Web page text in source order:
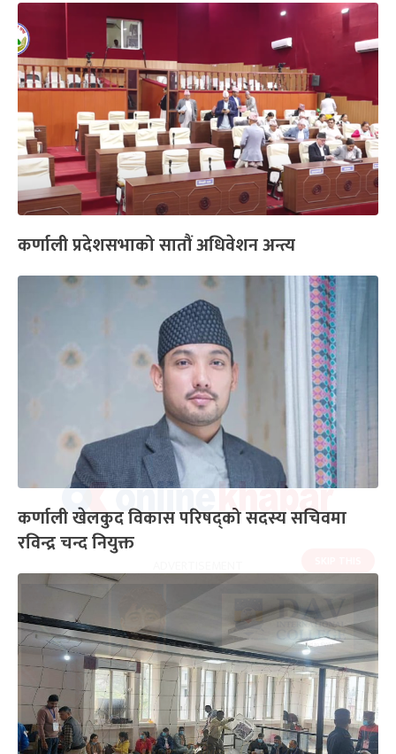
कर्णाली प्रदेशसभाको सातौं अधिवेशन अन्त्य
कर्णाली खेलकुद विकास परिषद्को सदस्य सचिवमा
रविन्द्र चन्द नियुक्त